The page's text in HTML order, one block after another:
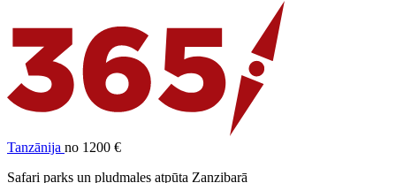
Tanzānija no 1200 €
Safari parks un pludmales atpūta Zanzibarā